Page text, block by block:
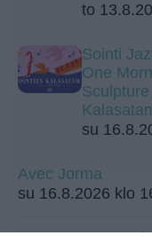
to
Sointi
One
su
Avec Jorma
su 16.8.2026 klo
Kuupuu: Konsertti